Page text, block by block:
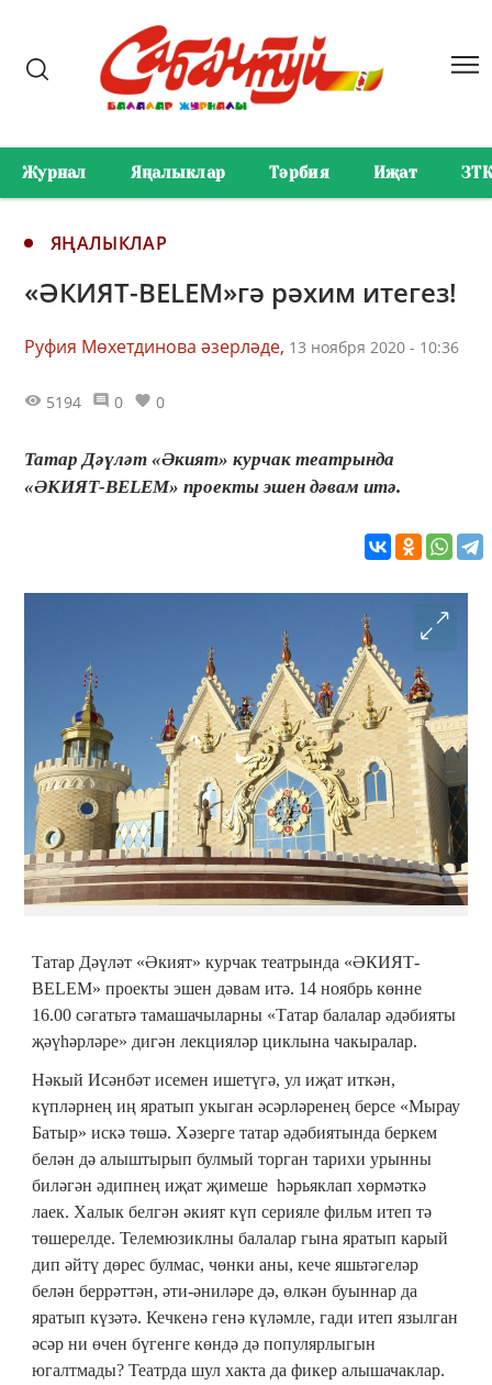
Журнал Яңалыклар Тәрбия Иҗат ЗТК
ЯҢАЛЫКЛАР
«ӘКИЯТ-BELEМ»гә рәхим итегез!
Руфия Мөхетдинова әзерләде, 13 ноября 2020 - 10:36
5194 0 0
Татар Дәүләт «Әкият» курчак театрында
«ӘКИЯТ-BELEМ» проекты эшен дәвам итә.
Татар Дәүләт «Әкият» курчак театрында «ӘКИЯТ-
BELEМ» проекты эшен дәвам итә. 14 ноябрь көнне
16.00 сәгатьтә тамашачыларны «Татар балалар әдәбияты
җәүһәрләре» дигән лекцияләр циклына чакыралар.
Нәкый Исәнбәт исемен ишетүгә, ул иҗат иткән,
күпләрнең иң яратып укыган әсәрләренең берсе «Мырау
Батыр» искә төшә. Хәзерге татар әдәбиятында беркем
белән дә алыштырып булмый торган тарихи урынны
биләгән әдипнең иҗат җимеше һәрьяклап хөрмәткә
лаек. Халык белгән әкият күп серияле фильм итеп тә
төшерелде. Телемюзиклны балалар гына яратып карый
дип әйтү дөрес булмас, чөнки аны, кече яшьтәгеләр
белән беррәттән, әти-әниләре дә, өлкән буыннар да
яратып күзәтә. Кечкенә генә күләмле, гади итеп язылган
әсәр ни өчен бүгенге көндә дә популярлыгын
югалтмады? Театрда шул хакта да фикер алышачаклар.